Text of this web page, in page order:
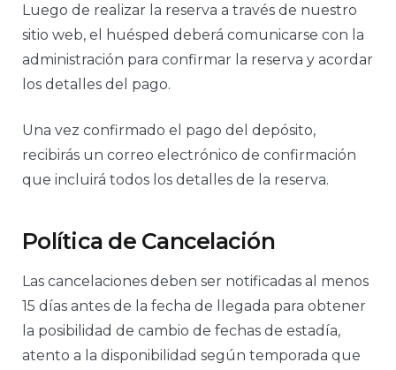
Luego de realizar la reserva a través de nuestro
sitio web, el huésped deberá comunicarse con la
administración para confirmar la reserva y acordar
los detalles del pago.
Una vez confirmado el pago del depósito,
recibirás un correo electrónico de confirmación
que incluirá todos los detalles de la reserva.
Política de Cancelación
Las cancelaciones deben ser notificadas al menos
15 días antes de la fecha de llegada para obtener
la posibilidad de cambio de fechas de estadía,
atento a la disponibilidad según temporada que